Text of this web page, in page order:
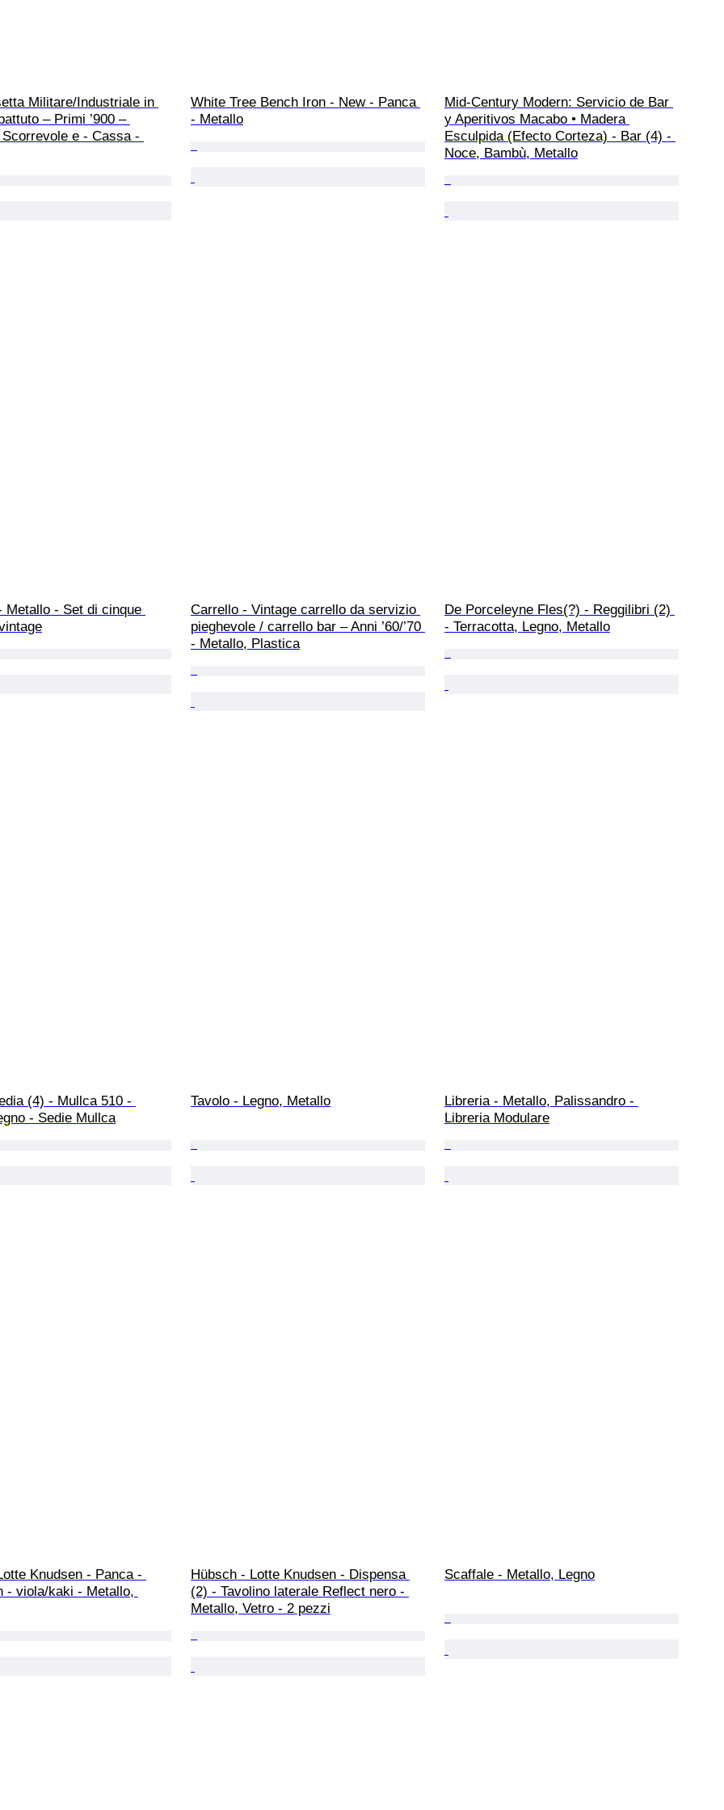
Militare/Industriale in
– Primi ’900 –
e - Cassa -
White Tree Bench Iron - New - Panca
- Metallo
Mid-Century Modern: Servicio de Bar
y Aperitivos Macabo • Madera
Esculpida (Efecto Corteza) - Bar (4) -
Noce, Bambù, Metallo
Metallo - Set di cinque
Carrello - Vintage carrello da servizio
pieghevole / carrello bar – Anni ’60/’70
- Metallo, Plastica
De Porceleyne Fles(?) - Reggilibri (2)
- Terracotta, Legno, Metallo
(4) - Mullca 510 -
- Sedie Mullca
Tavolo - Legno, Metallo
Libreria - Metallo, Palissandro -
Libreria Modulare
Knudsen - Panca -
- viola/kaki - Metallo,
Hübsch - Lotte Knudsen - Dispensa
(2) - Tavolino laterale Reflect nero -
Metallo, Vetro - 2 pezzi
Scaffale - Metallo, Legno